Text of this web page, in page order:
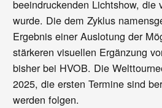
beeindruckenden Lichtshow, die
wurde. Die dem Zyklus
Ergebnis einer Auslotung der
stärkeren visuellen Ergänzung
bisher bei HVOB. Die
2025, die ersten Termine sind
werden folgen.